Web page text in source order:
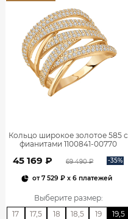
Кольцо широкое золотое 585 с
фианитами 1100841-00770
45 169 ₽ 69 490 ₽ -35%
от7 529 ₽x 6 платежей
Выберите размер:
17
17,5 18 18,5 19 19,5